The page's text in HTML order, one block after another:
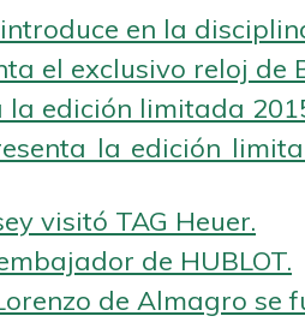
en la
el exclusivo reloj de
la edición limitada
la edición
visitó TAG Heuer.
de HUBLOT.
de Almagro se